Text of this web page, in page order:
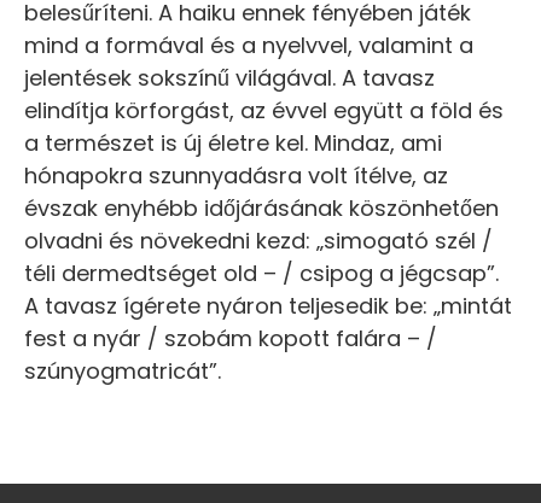
belesűríteni. A haiku ennek fényében játék
mind a formával és a nyelvvel, valamint a
jelentések sokszínű világával. A tavasz
elindítja körforgást, az évvel együtt a föld és
a természet is új életre kel. Mindaz, ami
hónapokra szunnyadásra volt ítélve, az
évszak enyhébb időjárásának köszönhetően
olvadni és növekedni kezd: „simogató szél /
téli dermedtséget old – / csipog a jégcsap”.
A tavasz ígérete nyáron teljesedik be: „mintát
fest a nyár / szobám kopott falára – /
szúnyogmatricát”.